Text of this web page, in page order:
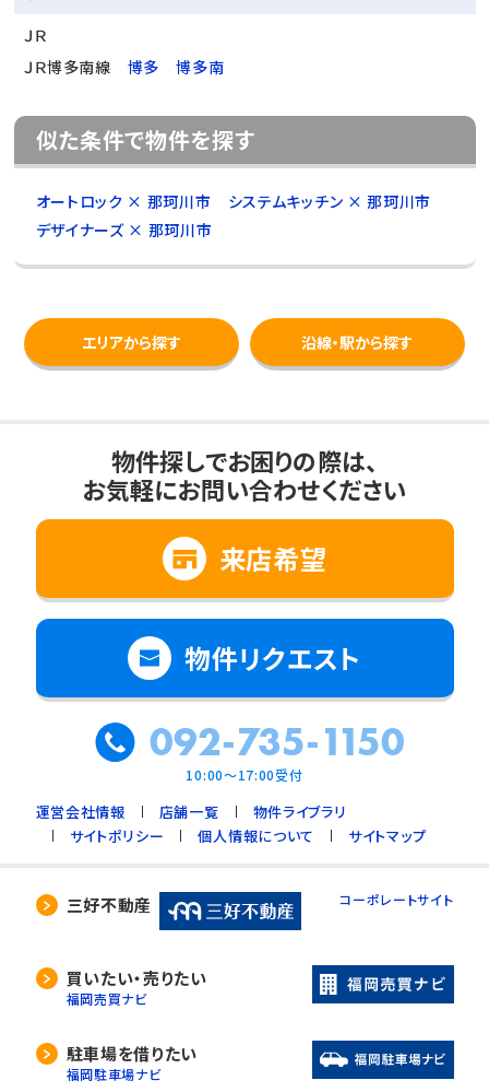
ＪＲ
ＪＲ博多南線
博多 博多南
似た条件で物件を探す
オートロック × 那珂川市
システムキッチン × 那珂川市
デザイナーズ × 那珂川市
エリアから探す 沿線・駅から探す
物件探しでお困りの際は、
お気軽にお問い合わせください
来店希望
物件リクエスト
092-735-1150
10:00～17:00受付
運営会社情報 店舗一覧
物件ライブラリ
サイトポリシー
個人情報について サイトマップ
三好不動産 コーポレートサイト
買いたい・売りたい
福岡売買ナビ
駐車場を借りたい
福岡駐車場ナビ